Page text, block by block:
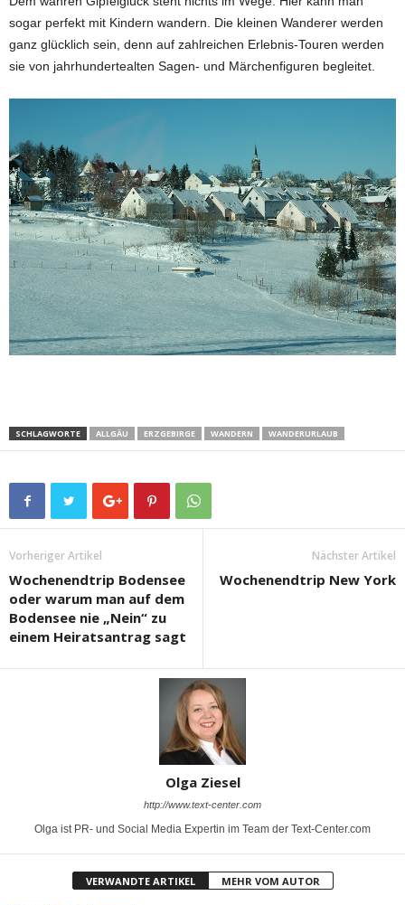
sogar perfekt mit Kindern wandern. Die kleinen Wanderer werden
ganz glücklich sein, denn auf zahlreichen Erlebnis-Touren werden
sie von jahrhundertealten Sagen- und Märchenfiguren begleitet.
SCHLAGWORTE ALLGÄU ERZGEBIRGE WANDERN WANDERURLAUB
Vorheriger Artikel
Wochenendtrip Bodensee
oder warum man auf dem
Bodensee nie „Nein“ zu
einem Heiratsantrag sagt
Nächster Artikel
Wochenendtrip New York
Olga Ziesel
http://www.text-center.com
Olga ist PR- und Social Media Expertin im Team der Text-Center.com
VERWANDTE ARTIKEL MEHR VOM AUTOR